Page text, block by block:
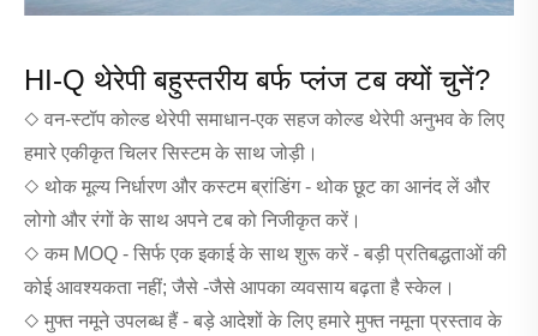
HI-Q थेरेपी बहुस्तरीय बर्फ प्लंज टब क्यों चुनें?
◇ वन-स्टॉप कोल्ड थेरेपी समाधान-एक सहज कोल्ड थेरेपी अनुभव के लिए
हमारे एकीकृत चिलर सिस्टम के साथ जोड़ी।
◇ थोक मूल्य निर्धारण और कस्टम ब्रांडिंग - थोक छूट का आनंद लें और
लोगो और रंगों के साथ अपने टब को निजीकृत करें।
◇ कम MOQ - सिर्फ एक इकाई के साथ शुरू करें - बड़ी प्रतिबद्धताओं की
कोई आवश्यकता नहीं; जैसे -जैसे आपका व्यवसाय बढ़ता है स्केल।
◇ मुफ्त नमूने उपलब्ध हैं - बड़े आदेशों के लिए हमारे मुफ्त नमूना प्रस्ताव के